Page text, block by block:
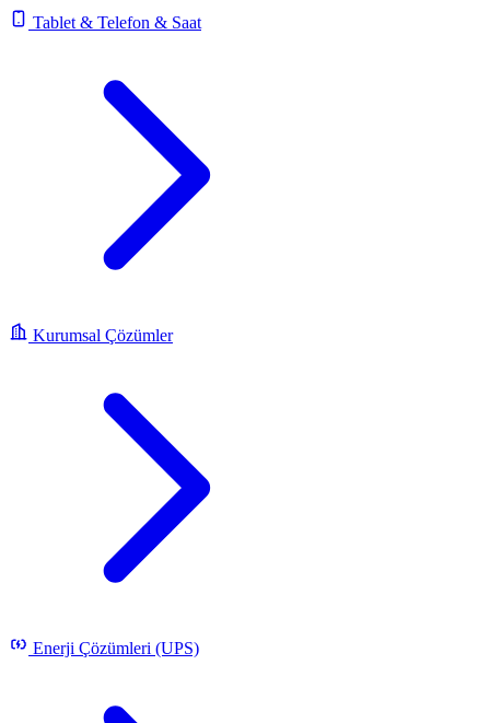
Tablet & Telefon & Saat
Kurumsal Çözümler
Enerji Çözümleri (UPS)